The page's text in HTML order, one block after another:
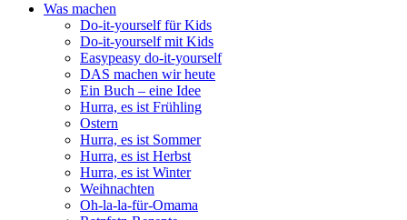
Was machen
Do-it-yourself für Kids
Do-it-yourself mit Kids
Easypeasy do-it-yourself
DAS machen wir heute
Ein Buch – eine Idee
Hurra, es ist Frühling
Ostern
Hurra, es ist Sommer
Hurra, es ist Herbst
Hurra, es ist Winter
Weihnachten
Oh-la-la-für-Omama